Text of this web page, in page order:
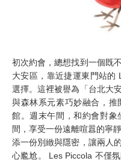
初次約會，總想找到一個既
大安區，靠近捷運東門站的
選擇。這裡被譽為「台北大
與森林系元素巧妙融合，
館。週末午間，和約會對象
間，享受一份遠離喧囂的寧
添一份別緻與隱密，讓兩人
心尷尬。 Les Piccola 不僅